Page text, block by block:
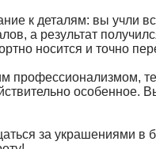
к деталям: вы учли
а результат
носится и точно
профессионализмом,
особенное.
за украшениями в